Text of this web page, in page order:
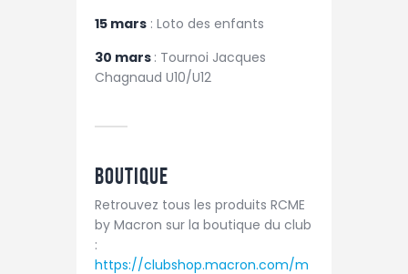
15 mars : Loto des enfants
30 mars : Tournoi Jacques
Chagnaud U10/U12
Boutique
Retrouvez tous les produits RCME
by Macron sur la boutique du club
:
https://clubshop.macron.com/m